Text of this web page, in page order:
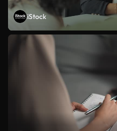
iStock